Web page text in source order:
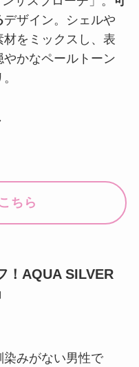
デザイン。シェルや
をミックスし、表
かなペールトーン
ちら
！AQUA SILVER
みがない男性で